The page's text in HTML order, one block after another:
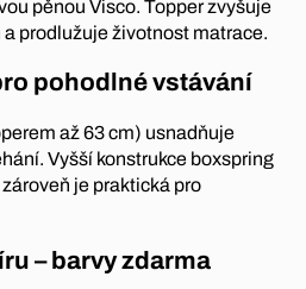
pěnou Visco. Topper zvyšuje
prodlužuje životnost matrace.
pohodlné vstávání
až 63 cm) usnadňuje
Vyšší konstrukce boxspring
je praktická pro
– barvy zdarma